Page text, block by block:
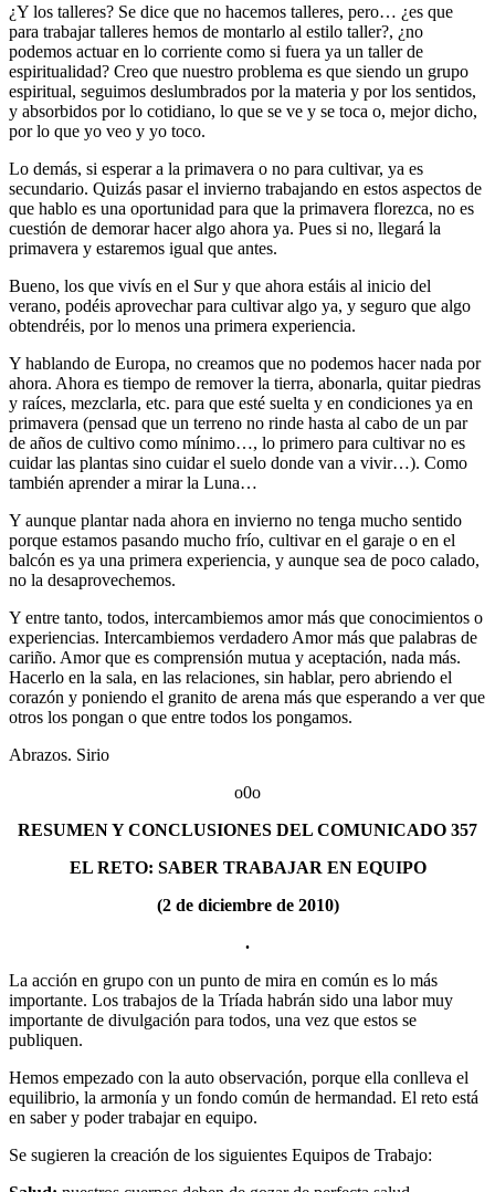
¿Y los talleres? Se dice que no hacemos talleres, pero… ¿es que
para trabajar talleres hemos de montarlo al estilo taller?, ¿no
podemos actuar en lo corriente como si fuera ya un taller de
espiritualidad? Creo que nuestro problema es que siendo un grupo
espiritual, seguimos deslumbrados por la materia y por los sentidos,
y absorbidos por lo cotidiano, lo que se ve y se toca o, mejor dicho,
por lo que yo veo y yo toco.
Lo demás, si esperar a la primavera o no para cultivar, ya es
secundario. Quizás pasar el invierno trabajando en estos aspectos de
que hablo es una oportunidad para que la primavera florezca, no es
cuestión de demorar hacer algo ahora ya. Pues si no, llegará la
primavera y estaremos igual que antes.
Bueno, los que vivís en el Sur y que ahora estáis al inicio del
verano, podéis aprovechar para cultivar algo ya, y seguro que algo
obtendréis, por lo menos una primera experiencia.
Y hablando de Europa, no creamos que no podemos hacer nada por
ahora. Ahora es tiempo de remover la tierra, abonarla, quitar piedras
y raíces, mezclarla, etc. para que esté suelta y en condiciones ya en
primavera (pensad que un terreno no rinde hasta al cabo de un par
de años de cultivo como mínimo…, lo primero para cultivar no es
cuidar las plantas sino cuidar el suelo donde van a vivir…). Como
también aprender a mirar la Luna…
Y aunque plantar nada ahora en invierno no tenga mucho sentido
porque estamos pasando mucho frío, cultivar en el garaje o en el
balcón es ya una primera experiencia, y aunque sea de poco calado,
no la desaprovechemos.
Y entre tanto, todos, intercambiemos amor más que conocimientos o
experiencias. Intercambiemos verdadero Amor más que palabras de
cariño. Amor que es comprensión mutua y aceptación, nada más.
Hacerlo en la sala, en las relaciones, sin hablar, pero abriendo el
corazón y poniendo el granito de arena más que esperando a ver que
otros los pongan o que entre todos los pongamos.
Abrazos. Sirio
o0o
RESUMEN Y CONCLUSIONES DEL COMUNICADO 357
EL RETO: SABER TRABAJAR EN EQUIPO
(2 de diciembre de 2010)
.
La acción en grupo con un punto de mira en común es lo más
importante. Los trabajos de la Tríada habrán sido una labor muy
importante de divulgación para todos, una vez que estos se
publiquen.
Hemos empezado con la auto observación, porque ella conlleva el
equilibrio, la armonía y un fondo común de hermandad. El reto está
en saber y poder trabajar en equipo.
Se sugieren la creación de los siguientes Equipos de Trabajo: